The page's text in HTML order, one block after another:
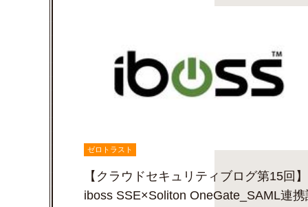
ゼロトラスト
【クラウドセキュリティブログ第15回】
iboss SSE×Soliton OneGate_SAML連携